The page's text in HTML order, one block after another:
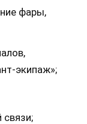
фары,
экипаж»;
связи;